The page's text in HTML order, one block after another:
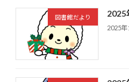
図書館だより 2025
2025